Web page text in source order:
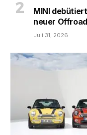
MINI
neuer
Juli 31, 2026